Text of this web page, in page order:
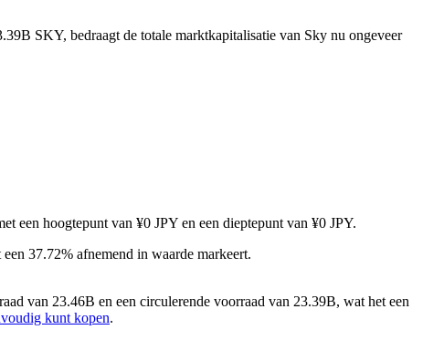
SKY, bedraagt de totale marktkapitalisatie van Sky nu ongeveer
een hoogtepunt van ¥0 JPY en een dieptepunt van ¥0 JPY.
37.72% afnemend in waarde markeert.
van 23.46B en een circulerende voorraad van 23.39B, wat het een
kunt kopen.